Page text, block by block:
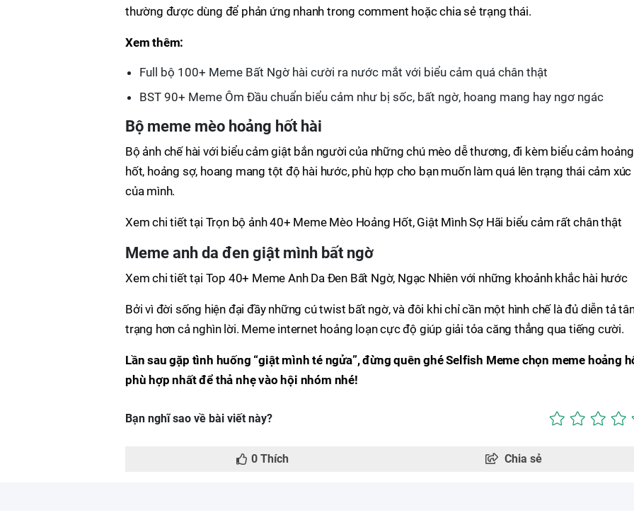
thường được dùng để phản ứng nhanh trong comment hoặc chia sẻ trạng thái.
Xem thêm:
Full bộ 100+ Meme Bất Ngờ hài cười ra nước mắt với biểu cảm quá chân thật
BST 90+ Meme Ôm Đầu chuẩn biểu cảm như bị sốc, bất ngờ, hoang mang hay ngơ ngác
Bộ meme mèo hoảng hốt hài
Bộ ảnh chế hài với biểu cảm giật bắn người của những chú mèo dễ thương, đi kèm biểu cảm hoảng
hốt, hoảng sợ, hoang mang tột độ hài hước, phù hợp cho bạn muốn làm quá lên trạng thái cảm xúc
của mình.
Xem chi tiết tại Trọn bộ ảnh 40+ Meme Mèo Hoảng Hốt, Giật Mình Sợ Hãi biểu cảm rất chân thật
Meme anh da đen giật mình bất ngờ
Xem chi tiết tại Top 40+ Meme Anh Da Đen Bất Ngờ, Ngạc Nhiên với những khoảnh khắc hài hước
Bởi vì đời sống hiện đại đầy những cú twist bất ngờ, và đôi khi chỉ cần một hình chế là đủ diễn tả
trạng hơn cả nghìn lời. Meme internet hoảng loạn cực độ giúp giải tỏa căng thẳng qua tiếng cười.
Lần sau gặp tình huống “giật mình té ngửa”, đừng quên ghé Selfish Meme chọn meme hoảng
phù hợp nhất để thả nhẹ vào hội nhóm nhé!
Bạn nghĩ sao về bài viết này?
0Thích Chia sẻ